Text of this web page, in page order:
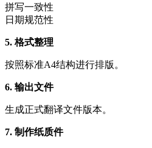
拼写一致性
日期规范性
5. 格式整理
按照标准A4结构进行排版。
6. 输出文件
生成正式翻译文件版本。
7. 制作纸质件